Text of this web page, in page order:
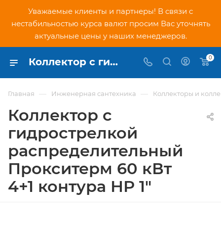
Уважаемые клиенты и партнеры! В связи с
нестабильностью курса валют просим Вас уточнять
актуальные цены у наших менеджеров.
Коллектор с гидрострелкой распределительный Прокситерм 60 кВт 4+1 контура НР 1" - купить по низкой цене в Москве, интернет-магазин PNDtech.ru 0
Главная — Инженерная сантехника — Коллекторы и
Коллектор с
гидрострелкой
распределительный
Прокситерм 60 кВт
4+1 контура НР 1"